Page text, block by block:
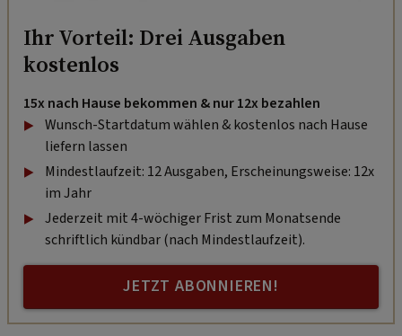
Ihr Vorteil: Drei Ausgaben
kostenlos
15x nach Hause bekommen & nur 12x bezahlen
Wunsch-Startdatum wählen & kostenlos nach Hause
liefern lassen
Mindestlaufzeit: 12 Ausgaben, Erscheinungsweise: 12x
im Jahr
Jederzeit mit 4-wöchiger Frist zum Monatsende
schriftlich kündbar (nach Mindestlaufzeit).
JETZT ABONNIEREN!